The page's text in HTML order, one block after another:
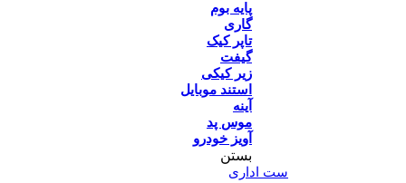
پایه بوم
گاری
تاپر کیک
گیفت
زیر کیکی
استند موبایل
آینه
موس پد
آویز خودرو
بستن
ست اداری